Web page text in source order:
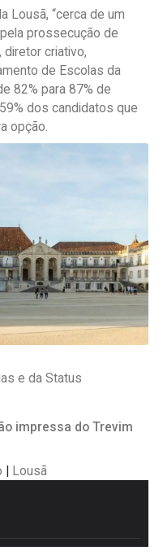
Lousã, “cerca de um
prossecução de
diretor criativo,
de Escolas da
82% para 87% de
dos candidatos que
opção.
e da Status
impressa do Trevim
Lousã